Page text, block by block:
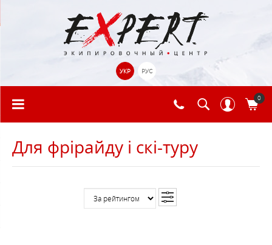
УКР РУС
0
Для фрірайду і скі-туру